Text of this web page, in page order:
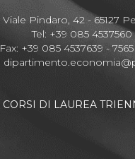
Viale Pindaro, 42 - 65127
Tel: +39 085 4537560
Fax: +39 085 4537639 -
CORSI DI LAUREA